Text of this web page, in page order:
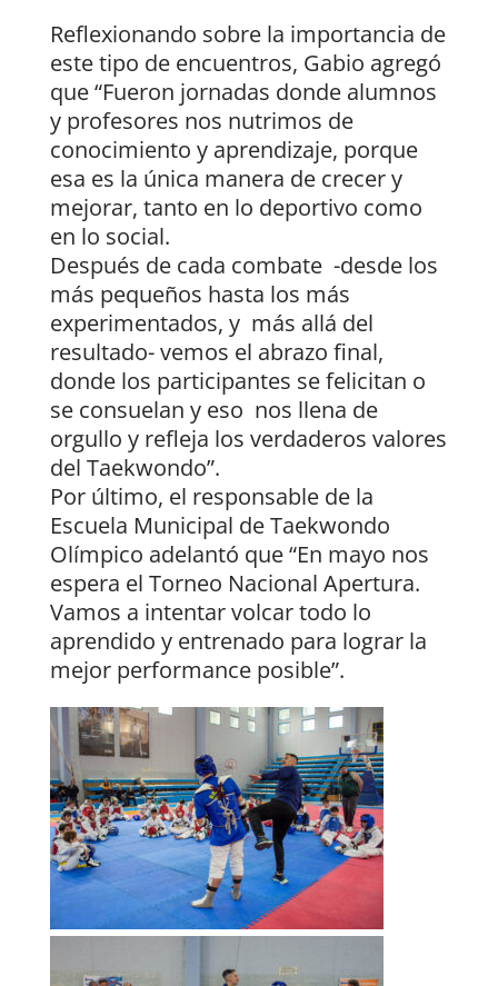
Reflexionando sobre la importancia de
este tipo de encuentros, Gabio agregó
que “Fueron jornadas donde alumnos
y profesores nos nutrimos de
conocimiento y aprendizaje, porque
esa es la única manera de crecer y
mejorar, tanto en lo deportivo como
en lo social.
Después de cada combate -desde los
más pequeños hasta los más
experimentados, y más allá del
resultado- vemos el abrazo final,
donde los participantes se felicitan o
se consuelan y eso nos llena de
orgullo y refleja los verdaderos valores
del Taekwondo”.
Por último, el responsable de la
Escuela Municipal de Taekwondo
Olímpico adelantó que “En mayo nos
espera el Torneo Nacional Apertura.
Vamos a intentar volcar todo lo
aprendido y entrenado para lograr la
mejor performance posible”.